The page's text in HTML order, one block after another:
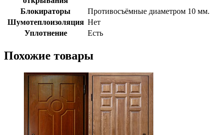
Блокираторы
Противосъёмные диаметром 10 мм.
Шумотеплоизоляция Нет
Уплотнение
Есть
Похожие товары